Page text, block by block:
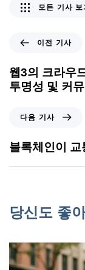
이전 기사
웹3의 크라우
투명성 및 커
모든 기사 보
다음 기사
블록체인이 교
당신도 좋